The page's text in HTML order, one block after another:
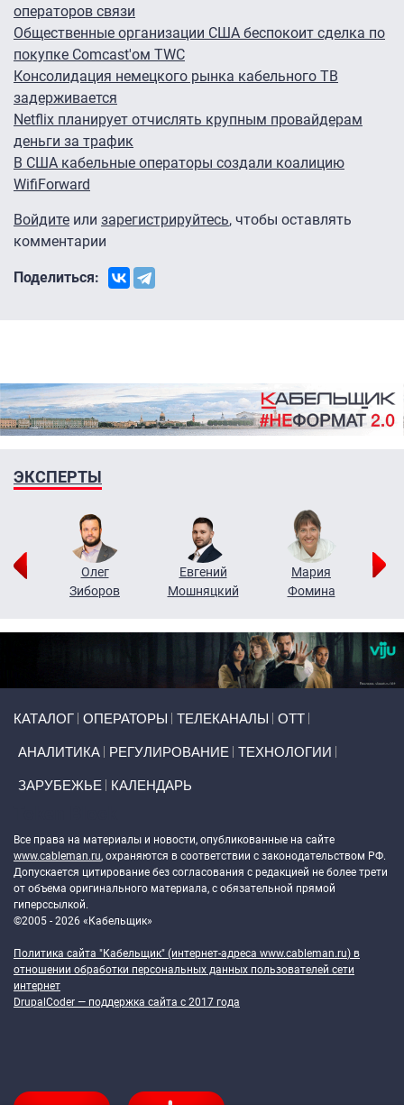
операторов связи
Общественные организации США беспокоит сделка по
покупке Comcast'ом TWC
Консолидация немецкого рынка кабельного ТВ
задерживается
Netflix планирует отчислять крупным провайдерам
деньги за трафик
В США кабельные операторы создали коалицию
WifiForward
Войдите или зарегистрируйтесь, чтобы оставлять
комментарии
Поделиться:
ЭКСПЕРТЫ
Олег
Зиборов
Евгений
Мошняцкий
Мария
Фомина
КАТАЛОГ ОПЕРАТОРЫ ТЕЛЕКАНАЛЫ ОТТ
АНАЛИТИКА РЕГУЛИРОВАНИЕ ТЕХНОЛОГИИ
ЗАРУБЕЖЬЕ КАЛЕНДАРЬ
Все права на материалы и новости, опубликованные на сайте
www.cableman.ru, охраняются в соответствии с законодательством РФ.
Допускается цитирование без согласования с редакцией не более трети
от объема оригинального материала, с обязательной прямой
гиперссылкой.
©2005 - 2026 «Кабельщик»
Политика сайта "Кабельщик" (интернет-адреса www.cableman.ru) в
отношении обработки персональных данных пользователей сети
интернет
DrupalCoder — поддержка сайта c 2017 года